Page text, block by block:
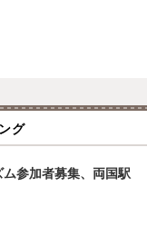
グ
参加者募集、両国駅